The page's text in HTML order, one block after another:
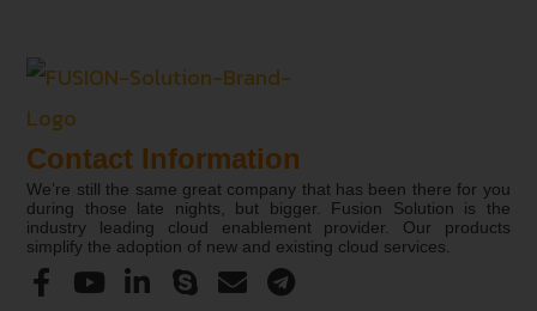
Contact Information
We’re still the same great company that has been there for you
during those late nights, but bigger. Fusion Solution is the
industry leading cloud enablement provider. Our products
simplify the adoption of new and existing cloud services.